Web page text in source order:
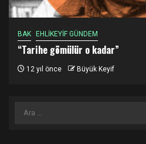
BAK EHLİKEYİF GÜNDEM
“Tarihe gömülür o kadar”
12 yıl önce Büyük Keyif
Arama: